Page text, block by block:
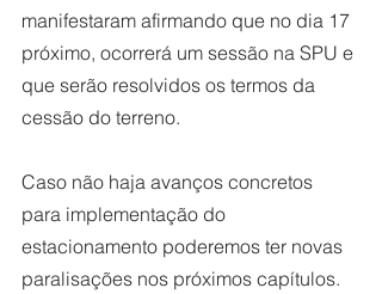
manifestaram afirmando que no dia 17
próximo, ocorrerá um sessão na SPU e
que serão resolvidos os termos da
cessão do terreno.
Caso não haja avanços concretos
para implementação do
estacionamento poderemos ter novas
paralisações nos próximos capítulos.